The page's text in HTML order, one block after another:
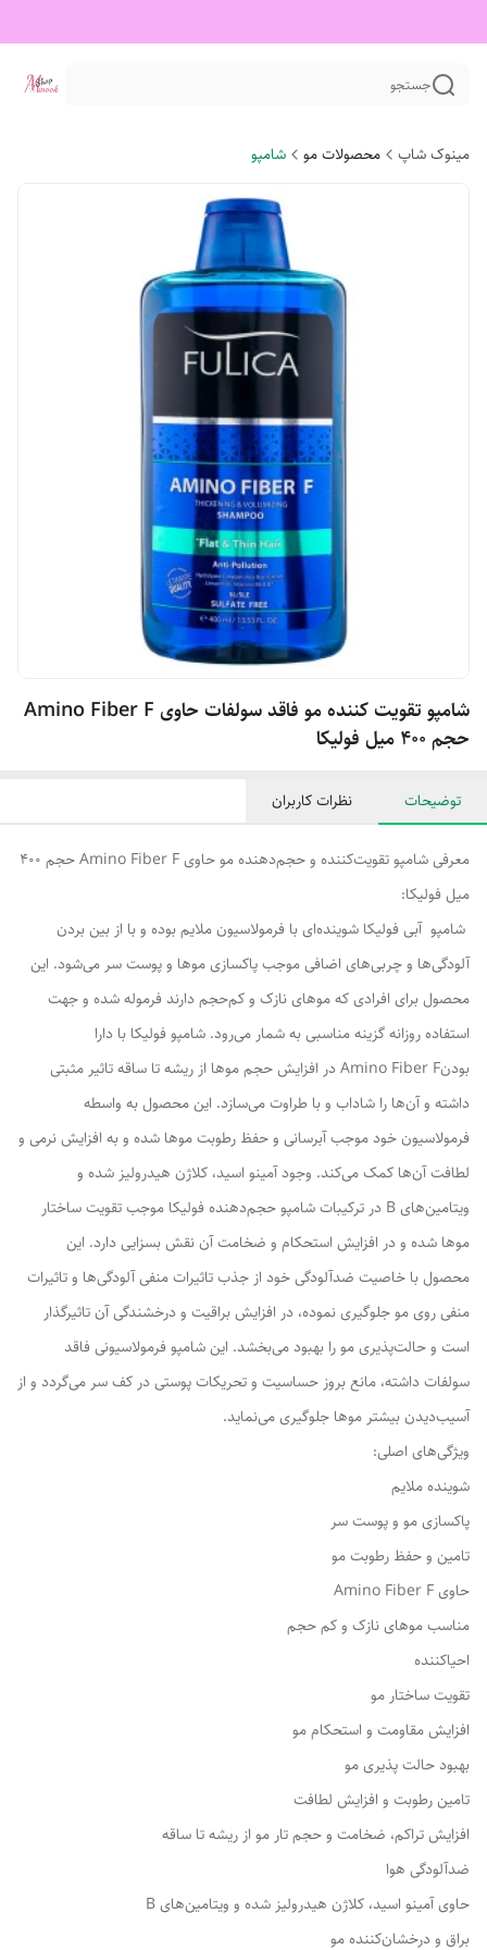
جستجو
مینوک شاپ محصولات مو شامپو
شامپو تقویت کننده مو فاقد سولفات حاوی Amino Fiber F
حجم 400 میل فولیکا
توضیحات نظرات کاربران
معرفی شامپو تقویت‌کننده و حجم‌دهنده مو حاوی Amino Fiber F حجم 400
میل فولیکا:
شامپو آبی فولیکا شوینده‌ای با فرمولاسیون ملایم بوده و با از بین بردن
آلودگی‌ها و چربی‌های اضافی موجب پاکسازی موها و پوست سر می‌شود. این
محصول برای افرادی که موهای نازک و کم‌حجم دارند فرموله شده و جهت
استفاده روزانه گزینه مناسبی به شمار می‌رود. شامپو فولیکا با دارا
بودنAmino Fiber F در افزایش حجم موها از ریشه تا ساقه تاثیر مثبتی
داشته و آن‌ها را شاداب و با طراوت می‌سازد. این محصول به واسطه
فرمولاسیون خود موجب آبرسانی و حفظ رطوبت موها شده و به افزایش نرمی و
لطافت آن‌ها کمک می‌کند. وجود آمینو اسید، کلاژن هیدرولیز شده و
ویتامین‌های B در ترکیبات شامپو حجم‌دهنده فولیکا موجب تقویت ساختار
موها شده و در افزایش استحکام و ضخامت آن نقش بسزایی دارد. این
محصول با خاصیت ضدآلودگی خود از جذب تاثیرات منفی آلودگی‌ها و تاثیرات
منفی روی مو جلوگیری نموده، در افزایش براقیت و درخشندگی آن تاثیرگذار
است و حالت‌پذیری مو را بهبود می‌بخشد. این شامپو فرمولاسیونی فاقد
سولفات داشته، مانع بروز حساسیت و تحریکات پوستی در کف سر می‌گردد و از
آسیب‌دیدن بیشتر موها جلوگیری می‌نماید.
ویژگی‌های اصلی:
شوینده ملایم
پاکسازی مو و پوست سر
تامین و حفظ رطوبت مو
حاوی Amino Fiber F
مناسب موهای نازک و کم حجم
احیاکننده
تقویت ساختار مو
افزایش مقاومت و استحکام مو
بهبود حالت پذیری مو
تامین رطوبت و افزایش لطافت
افزایش تراکم، ضخامت و حجم تار مو از ریشه تا ساقه
ضدآلودگی هوا
حاوی آمینو اسید، کلاژن هیدرولیز شده و ویتامین‌های B
براق و درخشان‌کننده مو